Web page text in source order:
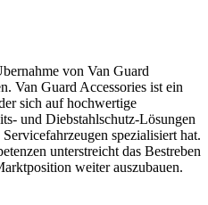
von Van Guard
Van Guard Accessories ist ein
sich auf hochwertige
und Diebstahlschutz-Lösungen
spezialisiert hat.
unterstreicht das Bestreben
weiter auszubauen.